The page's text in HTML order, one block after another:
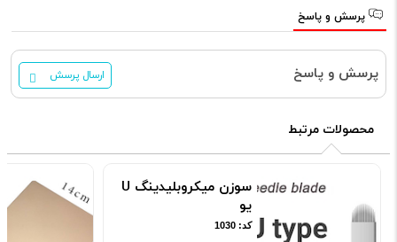
پرسش و پاسخ
پرسش و پاسخ ارسال پرسش
محصولات مرتبط
سوزن میکروبلیدینگ U
یو
کد: 1030